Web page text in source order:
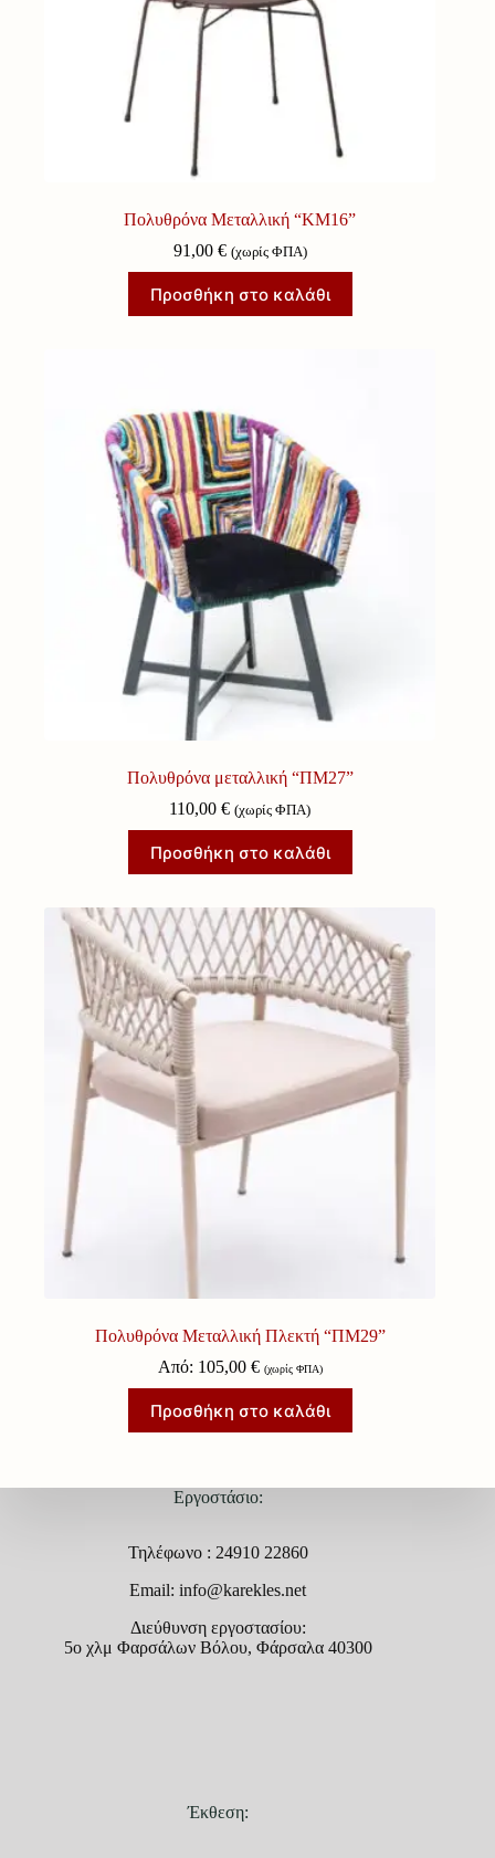
Πολυθρόνα Μεταλλική “ΚΜ16”
91,00 € (χωρίς ΦΠΑ)
Προσθήκη στο καλάθι
Πολυθρόνα μεταλλική “ΠΜ27”
110,00€ (χωρίς ΦΠΑ)
Προσθήκη στο καλάθι
Πολυθρόνα Μεταλλική Πλεκτή “ΠΜ29”
Από: 105,00 € (χωρίς ΦΠΑ)
Προσθήκη στο καλάθι
Εργοστάσιο:
Τηλέφωνο : 24910 22860
Email: info@karekles.net
Διεύθυνση εργοστασίου:
5ο χλμ Φαρσάλων Βόλου, Φάρσαλα 40300
Έκθεση: